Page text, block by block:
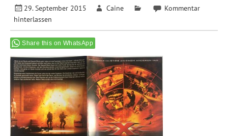
29. September 2015 Caine
Kommentar
hinterlassen
Share this on WhatsApp